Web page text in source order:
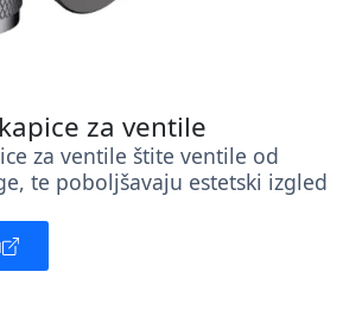
za ventile
za ventile štite ventile od
te poboljšavaju estetski izgled